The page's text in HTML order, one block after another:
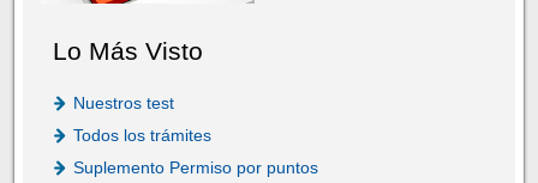
Lo Más Visto
Nuestros test
Todos los trámites
Suplemento Permiso por puntos